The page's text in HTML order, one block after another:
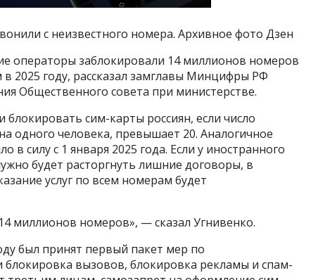
с неизвестного номера. Архивное фото Дзен
операторы заблокировали 14 миллионов номеров
2025 году, рассказал замглавы Минцифры РФ
Общественного совета при министерстве.
сим-карты россиян, если число
одного человека, превышает 20. Аналогичное
в силу с 1 января 2025 года. Если у иностранного
будет расторгнуть лишние договоры, в
услуг по всем номерам будет
миллионов номеров», — сказал Угнивенко.
был принят первый пакет мер по
вызовов, блокировка рекламы и спам-